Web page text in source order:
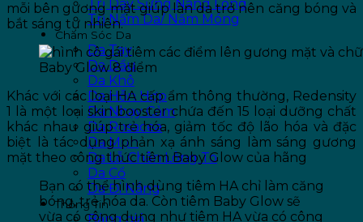
Trị Dày Sừng Nang Lông
Trị Nấm Da/ Nấm Móng
Chăm Sóc Da
Da Tay
Da Dầu
Da Khô
Da Hỗn Hợp
Da Nhạy Cảm
Da Rosacea
Da Mụn
Da Lỗ Chân Lông To
Da Cổ
Da Đi Nắng
Thông Tin
mỗi bên gương mặt giúp làn da trở nên căng bóng và
bắt sáng tự nhiên.
Baby Glow 8 điểm
Khác với các loại HA cấp ẩm thông thường, Redensity
1 là một loại skin booster chứa đến 15 loại dưỡng chất
khác nhau giúp trẻ hóa, giảm tốc độ lão hóa và đặc
biệt là tác dụng phản xạ ánh sáng làm sáng gương
mặt theo công thức tiêm Baby Glow của hãng
Bạn có thể hình dùng tiêm HA chỉ làm căng
bóng, trẻ hóa da. Còn tiêm Baby Glow sẽ
vừa có công dụng như tiêm HA vừa có công